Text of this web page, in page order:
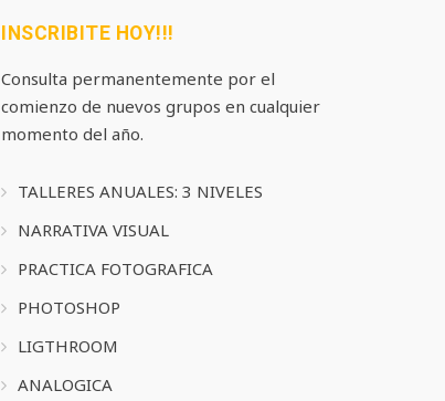
INSCRIBITE HOY!!!
Consulta permanentemente por el
comienzo de nuevos grupos en cualquier
momento del año.
TALLERES ANUALES: 3 NIVELES
NARRATIVA VISUAL
PRACTICA FOTOGRAFICA
PHOTOSHOP
LIGTHROOM
ANALOGICA